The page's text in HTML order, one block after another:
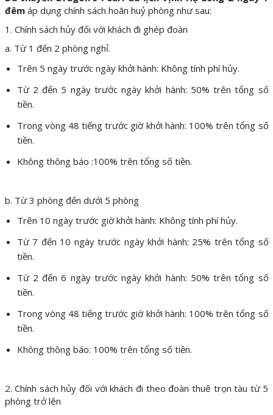
đêmáp dụng chính sách hoãn huỷ phòng như sau:
1. Chính sách hủy đối với khách đi ghép đoàn
a. Từ 1 đến 2 phòng nghỉ.
Trên 5 ngày trước ngày khởi hành: Không tính phí hủy.
Từ 2 đến 5 ngày trước ngày khởi hành: 50% trên tổng số
tiền.
Trong vòng 48 tiếng trước giờ khởi hành: 100% trên tổng số
tiền.
Không thông báo :100% trên tổng số tiền.
b. Từ 3 phòng đến dưới 5 phòng
Trên 10 ngày trước giờ khởi hành: Không tính phí hủy.
Từ 7 đến 10 ngày trước ngày khởi hành: 25% trên tổng số
tiền.
Từ 2 đến 6 ngày trước ngày khởi hành: 50% trên tổng số
tiền.
Trong vòng 48 tiếng trước giờ khởi hành: 100% trên tổng số
tiền.
Không thông báo: 100% trên tổng số tiền.
2. Chính sách hủy đối với khách đi theo đoàn thuê trọn tàu từ 5
phòng trở lên